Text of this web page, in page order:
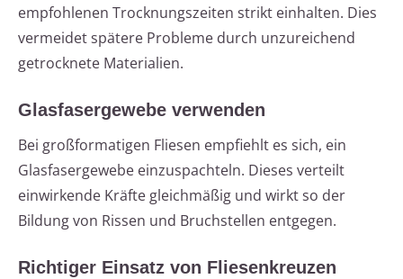
empfohlenen Trocknungszeiten strikt einhalten. Dies
vermeidet spätere Probleme durch unzureichend
getrocknete Materialien.
Glasfasergewebe verwenden
Bei großformatigen Fliesen empfiehlt es sich, ein
Glasfasergewebe einzuspachteln. Dieses verteilt
einwirkende Kräfte gleichmäßig und wirkt so der
Bildung von Rissen und Bruchstellen entgegen.
Richtiger Einsatz von Fliesenkreuzen